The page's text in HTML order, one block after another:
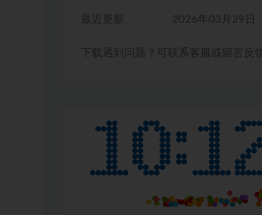
最近更新 2026年03月29日
下载遇到问题？可联系客服或留言反馈